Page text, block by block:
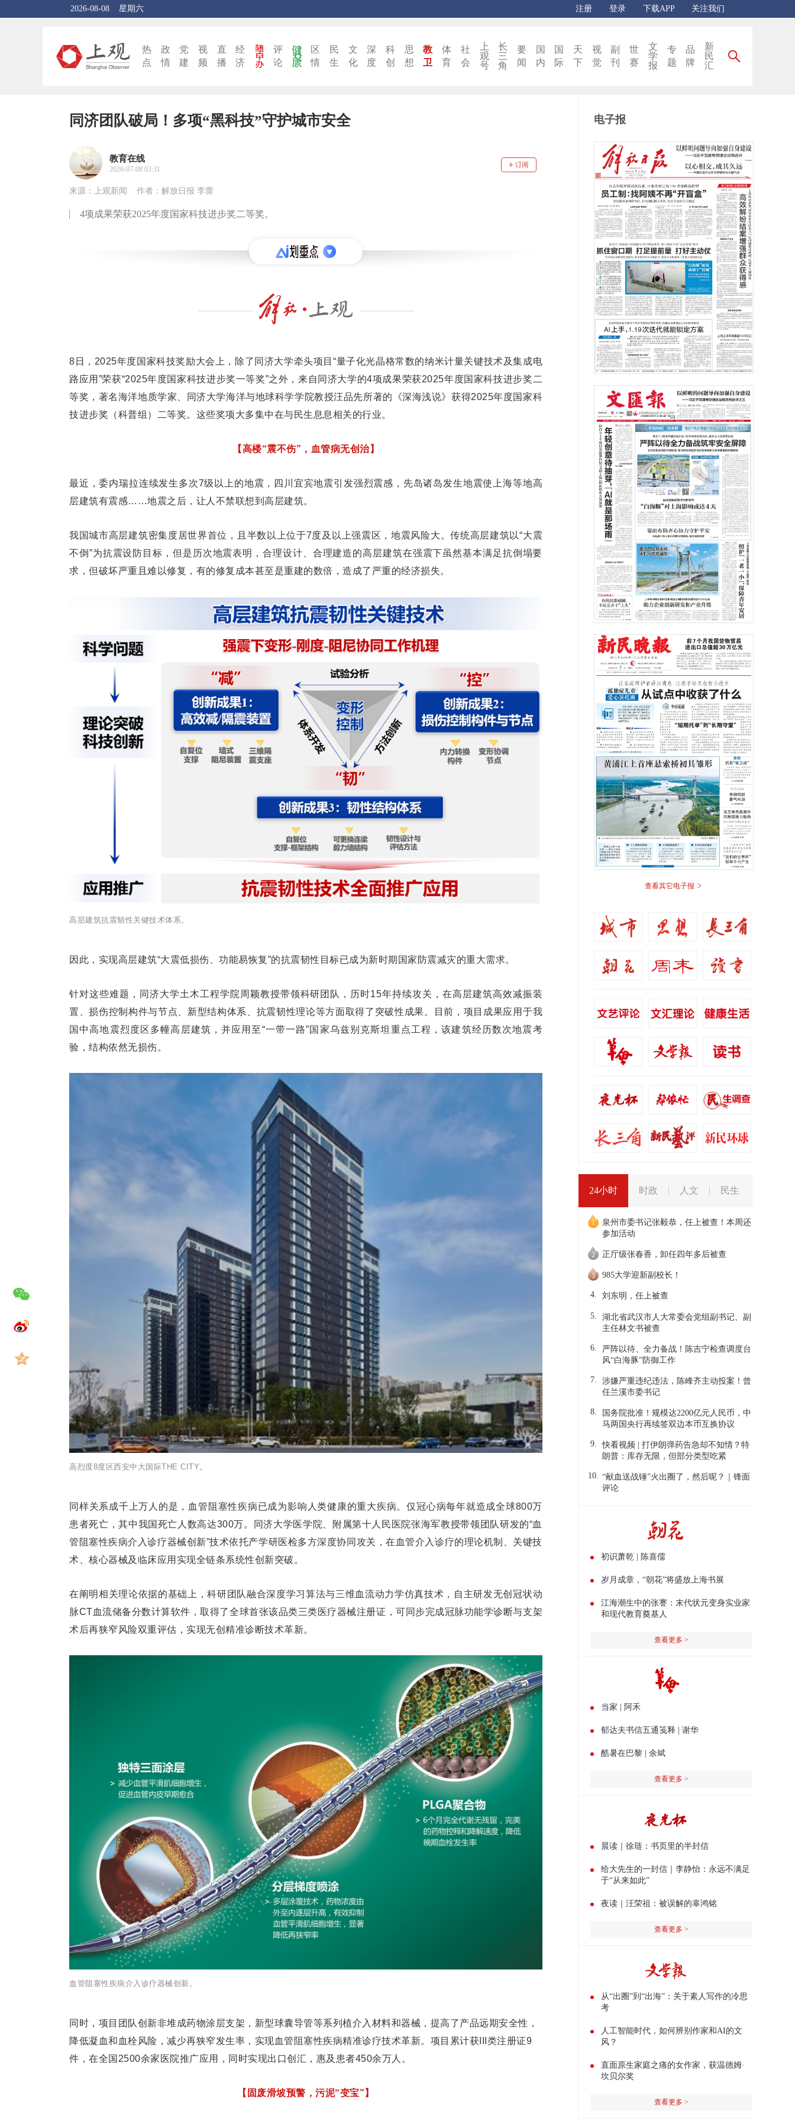
2026-08-08 星期六 注册 登录 下载APP 关注我们
热
点
政
情
党
建
视
频
直
播
经
济
评
论
区
情
民
生
文
化
深
度
科
创
思
想
教
卫
体
育
社
会
上
观
号
长
三
角
要
闻
国
内
国
际
天
下
视
觉
副
刊
世
赛
文
学
报
专
题
品
牌
新
民
汇
同济团队破局！多项“黑科技”守护城市安全
教育在线
2026-07-08 03:31
来源：上观新闻 作者：解放日报 李蕾
4项成果荣获2025年度国家科技进步奖二等奖。
8日，2025年度国家科技奖励大会上，除了同济大学牵头项目“量子化光晶格常数的纳米计量关键技术及集成电
路应用”荣获“2025年度国家科技进步奖一等奖”之外，来自同济大学的4项成果荣获2025年度国家科技进步奖二
等奖，著名海洋地质学家、同济大学海洋与地球科学学院教授汪品先所著的《深海浅说》获得2025年度国家科
技进步奖（科普组）二等奖。这些奖项大多集中在与民生息息相关的行业。
【高楼“震不伤”，血管病无创治】
最近，委内瑞拉连续发生多次7级以上的地震，四川宜宾地震引发强烈震感，先岛诸岛发生地震使上海等地高
层建筑有震感……地震之后，让人不禁联想到高层建筑。
我国城市高层建筑密集度居世界首位，且半数以上位于7度及以上强震区，地震风险大。传统高层建筑以“大震
不倒”为抗震设防目标，但是历次地震表明，合理设计、合理建造的高层建筑在强震下虽然基本满足抗倒塌要
求，但破坏严重且难以修复，有的修复成本甚至是重建的数倍，造成了严重的经济损失。
高层建筑抗震韧性关键技术体系。
因此，实现高层建筑“大震低损伤、功能易恢复”的抗震韧性目标已成为新时期国家防震减灾的重大需求。
针对这些难题，同济大学土木工程学院周颖教授带领科研团队，历时15年持续攻关，在高层建筑高效减振装
置、损伤控制构件与节点、新型结构体系、抗震韧性理论等方面取得了突破性成果。目前，项目成果应用于我
国中高地震烈度区多幢高层建筑，并应用至“一带一路”国家乌兹别克斯坦重点工程，该建筑经历数次地震考
验，结构依然无损伤。
高烈度8度区西安中大国际THE CITY。
同样关系成千上万人的是，血管阻塞性疾病已成为影响人类健康的重大疾病。仅冠心病每年就造成全球800万
患者死亡，其中我国死亡人数高达300万。同济大学医学院、附属第十人民医院张海军教授带领团队研发的“血
管阻塞性疾病介入诊疗器械创新”技术依托产学研医检多方深度协同攻关，在血管介入诊疗的理论机制、关键技
术、核心器械及临床应用实现全链条系统性创新突破。
在阐明相关理论依据的基础上，科研团队融合深度学习算法与三维血流动力学仿真技术，自主研发无创冠状动
脉CT血流储备分数计算软件，取得了全球首张该品类三类医疗器械注册证，可同步完成冠脉功能学诊断与支架
术后再狭窄风险双重评估，实现无创精准诊断技术革新。
血管阻塞性疾病介入诊疗器械创新。
同时，项目团队创新非堆成药物涂层支架，新型球囊导管等系列植介入材料和器械，提高了产品远期安全性，
降低凝血和血栓风险，减少再狭窄发生率，实现血管阻塞性疾病精准诊疗技术革新。项目累计获III类注册证9
件，在全国2500余家医院推广应用，同时实现出口创汇，惠及患者450余万人。
【固废滑坡预警，污泥“变宝”】
电子报
查看其它电子报 >
24小时 时政 人文 民生
泉州市委书记张毅恭，任上被查！本周还
参加活动
正厅级张春香，卸任四年多后被查
985大学迎新副校长！
4. 刘东明，任上被查
5.
湖北省武汉市人大常委会党组副书记、副
主任林文书被查
6.
严阵以待、全力备战！陈吉宁检查调度台
风“白海豚”防御工作
7.
涉嫌严重违纪违法，陈峰齐主动投案！曾
任兰溪市委书记
8.
国务院批准！规模达2200亿元人民币，中
马两国央行再续签双边本币互换协议
9.
快看视频 | 打伊朗弹药告急却不知情？特
朗普：库存无限，但部分类型吃紧
10. “献血送战锤”火出圈了，然后呢？｜锋面
评论
初识萧乾 | 陈喜儒
岁月成章，“朝花”将盛放上海书展
江海潮生中的张謇：末代状元变身实业家
和现代教育奠基人
查看更多 >
当家 | 阿禾
郁达夫书信五通笺释 | 谢华
酷暑在巴黎 | 余斌
查看更多 >
晨读｜徐琏：书页里的半封信
给大先生的一封信｜李静怡：永远不满足
于“从来如此”
夜读｜汪荣祖：被误解的辜鸿铭
查看更多 >
从“出圈”到“出海”：关于素人写作的冷思
考
人工智能时代，如何辨别作家和AI的文
风？
直面原生家庭之痛的女作家，获温德姆·
坎贝尔奖
查看更多 >